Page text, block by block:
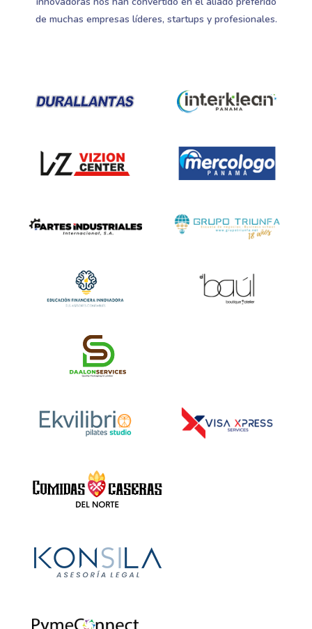
de muchas empresas líderes, startups y profesionales.